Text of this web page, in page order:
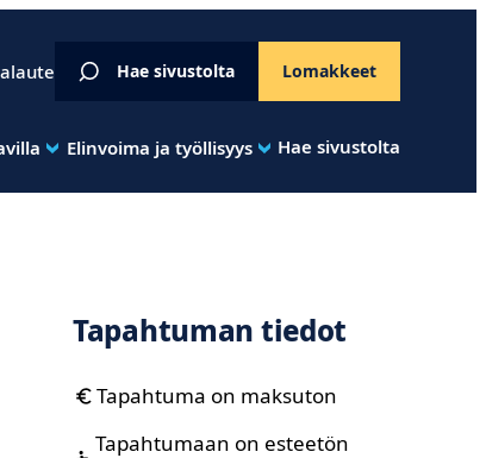
Hae sivustolta Lomakkeet
Elinvoima ja työllisyys Hae sivustolta
Tapahtuman tiedot
Tapahtuma on maksuton
Tapahtumaan on esteetön